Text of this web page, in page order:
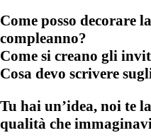
Come posso decorare
compleanno?
Come si creano gli
Cosa devo scrivere
Tu hai un’idea, noi te
qualità che